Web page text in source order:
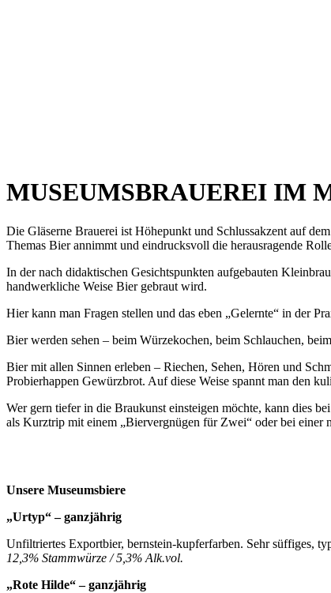
MUSEUMSBRAUEREI IM
Die Gläserne Brauerei ist Höhepunkt und Schlussakzent auf
Themas Bier annimmt und eindrucksvoll die herausragende
In der nach didaktischen Gesichtspunkten aufgebauten
handwerkliche Weise Bier gebraut wird.
Hier kann man Fragen stellen und das eben „Gelernte“ in der
Bier werden sehen – beim Würzekochen, beim Schlauchen,
Bier mit allen Sinnen erleben – Riechen, Sehen, Hören und
Probierhappen Gewürzbrot. Auf diese Weise spannt man den
Wer gern tiefer in die Braukunst einsteigen möchte, kann dies
als Kurztrip mit einem „Biervergnügen für Zwei“ oder bei
Unsere Museumsbiere
„Urtyp“ – ganzjährig
Unfiltriertes Exportbier, bernstein-kupferfarben. Sehr süffiges,
12,3% Stammwürze / 5,3% Alk.vol.
„Rote Hilde“ – ganzjährig